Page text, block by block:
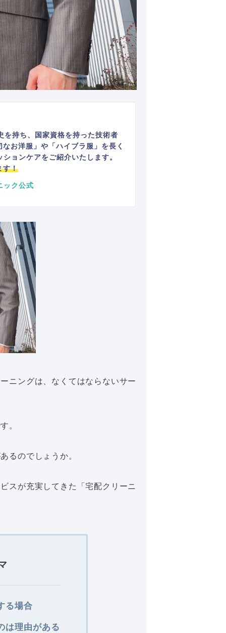
を持ち、国家資格を持った技術者
お洋服」や「ハイブラ服」を長く
ョンケアをご紹介いたします。
す！
ック公式
ニングは、なくてはならないサー
。
るのでしょうか。
スが充実してきた「宅配クリーニ
る場合
は理由がある